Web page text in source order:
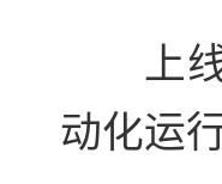
上
动化运